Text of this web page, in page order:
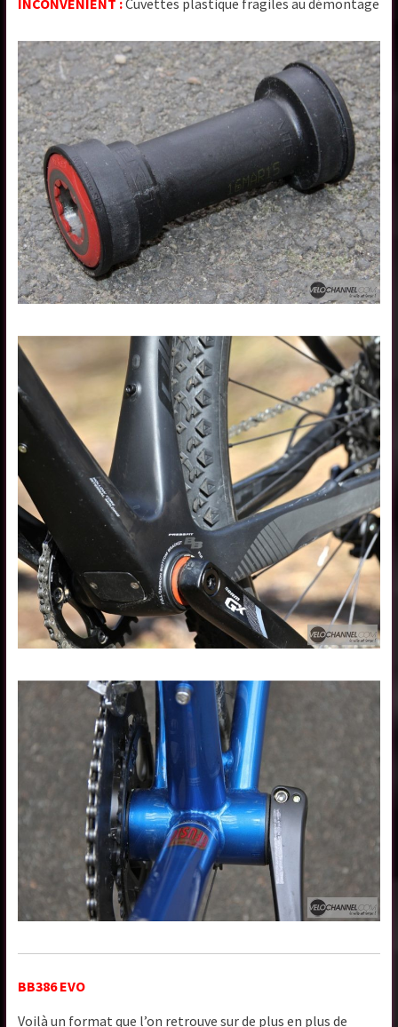
INCONVÉNIENT :Cuvettes plastique fragiles au démontage
BB386 EVO
Voilà un format que l’on retrouve sur de plus en plus de